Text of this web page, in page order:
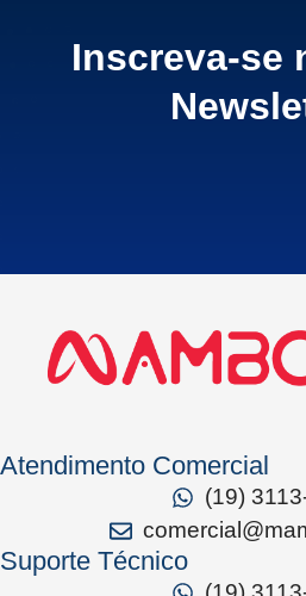
Inscreva-se
Atendimento Comercial
(19)
Suporte Técnico